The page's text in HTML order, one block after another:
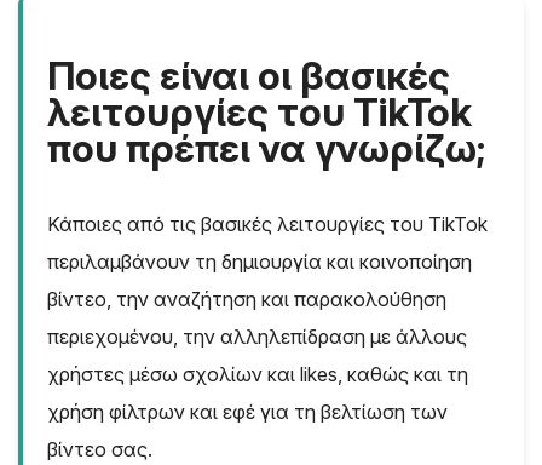
Ποιες είναι οι βασικές
λειτουργίες του TikTok
που πρέπει να γνωρίζω;
Κάποιες από τις βασικές λειτουργίες του TikTok
περιλαμβάνουν τη δημιουργία και κοινοποίηση
βίντεο, την αναζήτηση και παρακολούθηση
περιεχομένου, την αλληλεπίδραση με άλλους
χρήστες μέσω σχολίων και likes, καθώς και τη
χρήση φίλτρων και εφέ για τη βελτίωση των
βίντεο σας.